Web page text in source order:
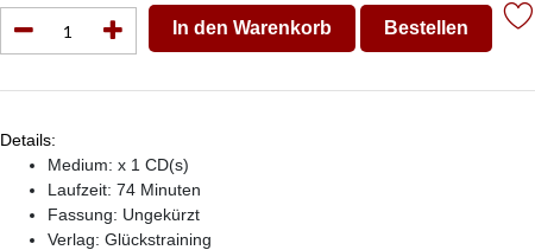
In den Warenkorb Bestellen
Details:
Medium: x 1 CD(s)
Laufzeit: 74 Minuten
Fassung: Ungekürzt
Verlag: Glückstraining